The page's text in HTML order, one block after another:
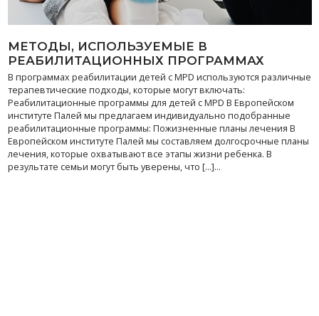
МЕТОДЫ, ИСПОЛЬЗУЕМЫЕ В
РЕАБИЛИТАЦИОННЫХ ПРОГРАММАХ
В программах реабилитации детей с MPD используются различные
терапевтические подходы, которые могут включать:
Реабилитационные программы для детей с MPD В Европейском
институте Палей мы предлагаем индивидуально подобранные
реабилитационные программы: Пожизненные планы лечения В
Европейском институте Палей мы составляем долгосрочные планы
лечения, которые охватывают все этапы жизни ребенка. В
результате семьи могут быть уверены, что [...]...